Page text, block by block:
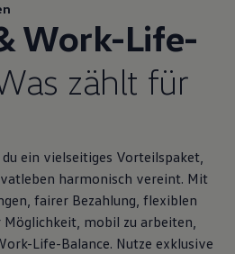
Work-Life-
zählt für
ein vielseitiges Vorteilspaket,
harmonisch vereint. Mit
fairer Bezahlung, flexiblen
mobil zu arbeiten,
Life-Balance. Nutze exklusive